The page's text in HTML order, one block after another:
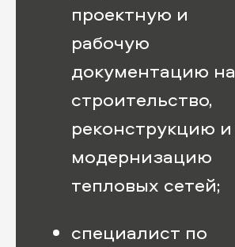
проектную и
рабочую
документацию на
строительство,
реконструкцию и
модернизацию
тепловых сетей;
специалист по